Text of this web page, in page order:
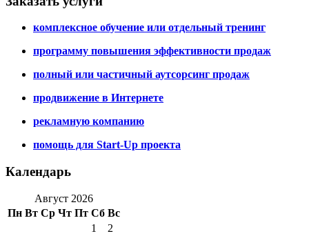
комплексное обучение или отдельный тренинг
программу повышения эффективности продаж
полный или частичный аутсорсинг продаж
продвижение в Интернете
рекламную компанию
помощь для Start-Up проекта
Календарь
Август 2026
Пн Вт Ср Чт Пт Сб Вс
1
2